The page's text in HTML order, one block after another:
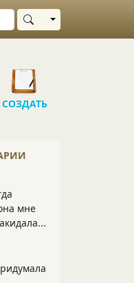
Выбрать область
СОЗДАТЬ
мне